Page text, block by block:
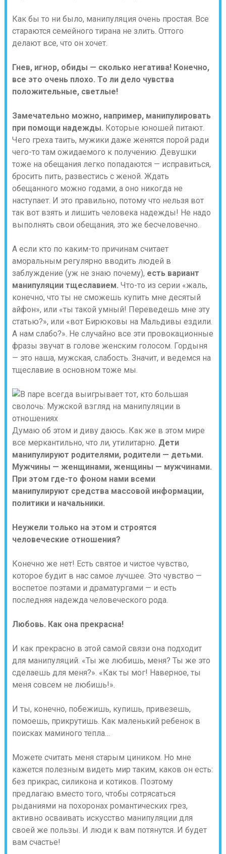
Как бы то ни было, манипуляция очень простая. Все
стараются семейного тирана не злить. Оттого
делают все, что он хочет.
Гнев, игнор, обиды — сколько негатива! Конечно,
все это очень плохо. То ли дело чувства
положительные, светлые!
Замечательно можно, например, манипулировать
при помощи надежды. Которые юношей питают.
Чего греха таить, мужики даже женятся порой ради
чего-то там ожидаемого к получению. Девушки
тоже на обещания легко попадаются — исправиться,
бросить пить, развестись с женой. Ждать
обещанного можно годами, а оно никогда не
наступает. И это правильно, потому что нельзя вот
так вот взять и лишить человека надежды! Не надо
выполнять свои обещания, это же бесчеловечно.
А если кто по каким-то причинам считает
аморальным регулярно вводить людей в
заблуждение (уж не знаю почему), есть вариант
манипуляции тщеславием. Что-то из серии «жаль,
конечно, что ты не сможешь купить мне десятый
айфон», или «ты такой умный! Переведешь мне эту
статью?», или «вот Бирюковы на Мальдивы ездили.
А нам слабо?». Не случайно все эти провокационные
фразы звучат в голове женским голосом. Гордыня
— это наша, мужская, слабость. Значит, и ведемся на
тщеславие в основном тоже мы.
Думаю об этом и диву даюсь. Как же в этом мире
все меркантильно, что ли, утилитарно. Дети
манипулируют родителями, родители — детьми.
Мужчины — женщинами, женщины — мужчинами.
При этом где-то фоном нами всеми
манипулируют средства массовой информации,
политики и начальники.
Неужели только на этом и строятся
человеческие отношения?
Конечно же нет! Есть святое и чистое чувство,
которое будит в нас самое лучшее. Это чувство —
воспетое поэтами и драматургами — и есть
последняя надежда человеческого рода.
Любовь. Как она прекрасна!
И как прекрасно в этой самой связи она подходит
для манипуляций. «Ты же любишь, меня? Ты же это
сделаешь для меня?». «Как ты мог! Наверное, ты
меня совсем не любишь!».
И ты, конечно, побежишь, купишь, привезешь,
помоешь, прикрутишь. Как маленький ребенок в
поисках маминого тепла…
Можете считать меня старым циником. Но мне
кажется полезным видеть мир таким, каков он есть:
без прикрас, силикона и котиков. Поэтому
предлагаю вместо того, чтобы сотрясаться
рыданиями на похоронах романтических грез,
активно осваивать искусство манипуляции для
своей же пользы. И люди к вам потянутся. И будет
вам счастье!